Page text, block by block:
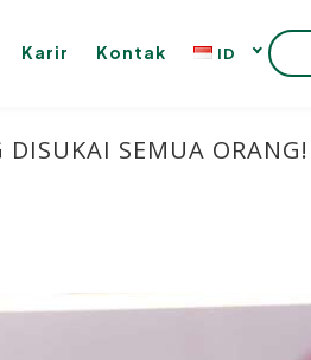
Karir Kontak ID
DISUKAI SEMUA ORANG!